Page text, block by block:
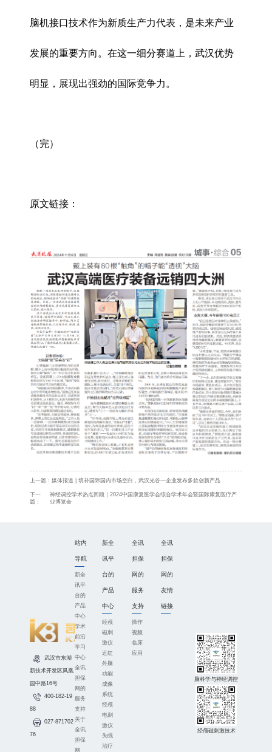
脑机接口技术作为新质生产力代表，是未来产业
发展的重要方向。在这一细分赛道上，武汉优势
明显，展现出强劲的国际竞争力。
（完）
原文链接：
上一篇：媒体报道 | 填补国际国内市场空白，武汉光谷一企业发布多款创新产品
下一
篇：
神经调控学术热点回顾｜2024中国康复医学会综合学术年会暨国际康复医疗产
业博览会
武汉市东湖
新技术开发区凤凰
园中路16号
400-182-19
88
027-871702
76
站内
导航
新全
讯平
台的
产品
中心
学术
前沿
学习
中心
全讯
担保
网的
服务
支持
关于
全讯
担保
网
新全
讯平
台的
产品
中心
经颅
磁刺
激仪
近红
外脑
功能
成像
系统
经颅
电刺
激仪
失眠
治疗
全讯
担保
网的
服务
支持
操作
视频
临床
应用
全讯
担保
网的
友情
链接
脑科学与神经调控
经颅磁刺激技术